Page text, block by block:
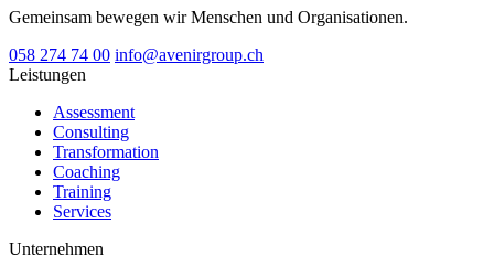
Gemeinsam bewegen wir Menschen und Organisationen.
058 274 74 00 info@avenirgroup.ch
Leistungen
Assessment
Consulting
Transformation
Coaching
Training
Services
Unternehmen